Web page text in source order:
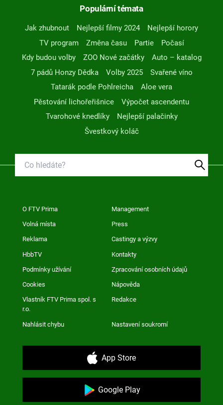
Populární témata
Jak zhubnout Nejlepší filmy 2024
Nejlepší horory
TV program
Změna času Partie
Počasí
Kdy budou volby
ZOO Nové začátky
Auto – katalog
7 pádů Honzy Dědka
Volby 2025
Svařené víno
Tatarák podle Pohlreicha
Aloe vera
Pěstování lichořeřišnice
Výpočet ascendentu
Tvarohové knedlíky
Nejlepší palačinky
Švestkový koláč
O FTV Prima Management
Volná místa Press
Reklama Castingy a výzvy
HbbTV Kontakty
Podmínky užívání Zpracování osobních údajů
Cookies Nápověda
Vlastník FTV Prima spol. s
r.o.
Redakce
Nahlásit chybu Nastavení soukromí
App Store
Google Play